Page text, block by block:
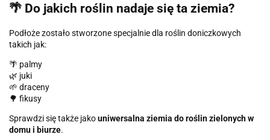
🌴 Do jakich roślin nadaje się ta ziemia?
Podłoże zostało stworzone specjalnie dla roślin doniczkowych
takich jak:
🌴 palmy
🌿 juki
🌱 draceny
🌳 fikusy
Sprawdzi się także jakouniwersalna ziemia do roślin zielonych w
domu i biurze.